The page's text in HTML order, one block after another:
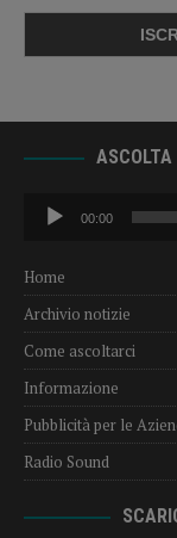
Audio
Player
00:00
Home
Archivio notizie
Come ascoltarci
Informazione
Pubblicità per le
Radio Sound